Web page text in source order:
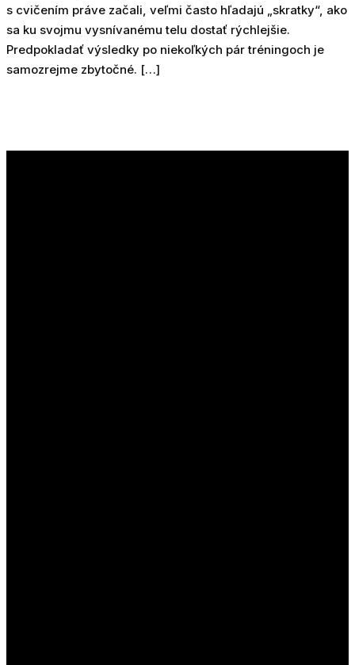
s cvičením práve začali, veľmi často hľadajú „skratky“, ako
sa ku svojmu vysnívanému telu dostať rýchlejšie.
Predpokladať výsledky po niekoľkých pár tréningoch je
samozrejme zbytočné. […]